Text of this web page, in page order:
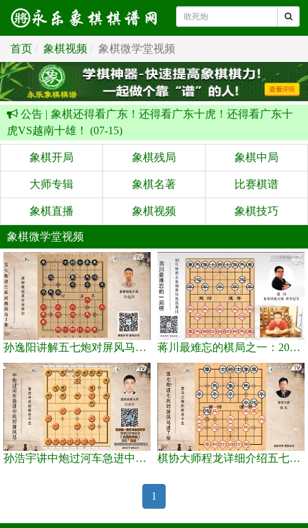
首页 象棋视频 象棋微学堂视频
公告 | 象棋还得看广东！还得看广东十虎！还得看广东十
虎VS越南十雄！ (07-15)
象棋开局 象棋残局 象棋中局
大师专辑 象棋名著 比赛棋谱
象棋直播 象棋视频 象棋技巧
象棋微学堂视频
孙逸阳讲解五七炮对屏风马系列教程 蒋川最难忘的棋局之一：2002年初出茅庐后胜胡荣华
孙浩宇讲中炮过河车急进中兵对屏风马布局（一），红方车四平三黑方... 棋协大师程龙详细介绍五七炮进七兵对屏风马进7卒及盖马三捶
1